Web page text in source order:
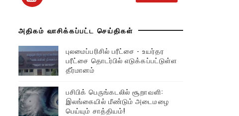
அதிகம் வாசிக்கப்பட்ட செய்திகள்
புலமைப்பரிசில் பரீட்சை - உயர்தர
பரீட்சை தொடர்பில் எடுக்கப்பட்டுள்ள
தீர்மானம்
பசிபிக் பெருங்கடலில் சூறாவளி:
இலங்கையில் மீண்டும் அடைமழை
பெய்யும் சாத்தியம்!